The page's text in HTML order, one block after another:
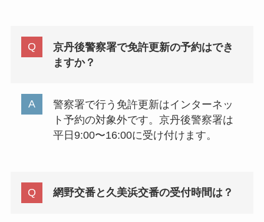
京丹後警察署で免許更新の予約はでき
ますか？
警察署で行う免許更新はインターネッ
ト予約の対象外です。京丹後警察署は
平日9:00〜16:00に受け付けます。
網野交番と久美浜交番の受付時間は？